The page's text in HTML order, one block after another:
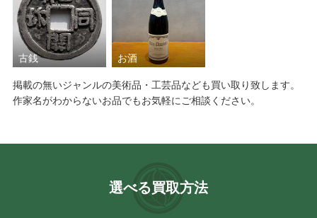
古銭 お酒
掲載の無いジャンルの美術品・工芸品なども買い取り致します。
作家名がわからないお品でもお気軽にご相談ください。
選べる買取方法